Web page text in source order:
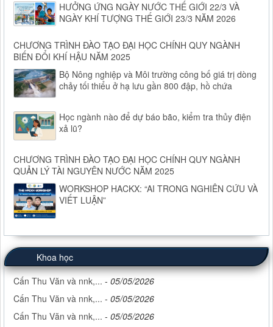
HƯỞNG ỨNG NGÀY NƯỚC THẾ GIỚI 22/3 VÀ
NGÀY KHÍ TƯỢNG THẾ GIỚI 23/3 NĂM 2026
CHƯƠNG TRÌNH ĐÀO TẠO ĐẠI HỌC CHÍNH QUY NGÀNH
BIẾN ĐỔI KHÍ HẬU NĂM 2025
Bộ Nông nghiệp và Môi trường công bố giá trị dòng
chảy tối thiểu ở hạ lưu gần 800 đập, hồ chứa
Học ngành nào để dự báo bão, kiểm tra thủy điện
xả lũ?
CHƯƠNG TRÌNH ĐÀO TẠO ĐẠI HỌC CHÍNH QUY NGÀNH
QUẢN LÝ TÀI NGUYÊN NƯỚC NĂM 2025
WORKSHOP HACKX: “AI TRONG NGHIÊN CỨU VÀ
VIẾT LUẬN”
Khoa học
Cấn Thu Văn và nnk,... - 05/05/2026
Cấn Thu Văn và nnk,... - 05/05/2026
Cấn Thu Văn và nnk,... - 05/05/2026